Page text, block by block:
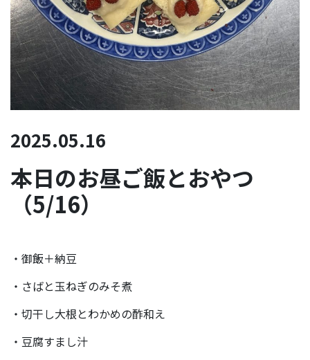
2025.05.16
本日のお昼ご飯とおやつ
（5/16）
・御飯＋納豆
・さばと玉ねぎのみそ煮
・切干し大根とわかめの酢和え
・豆腐すまし汁